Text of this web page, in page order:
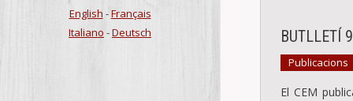
English -Français
Italiano -Deutsch BUTLLETÍ
Publicacions
El CEM